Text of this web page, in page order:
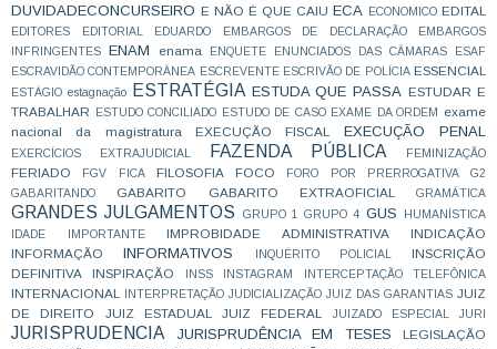
DUVIDADECONCURSEIRO E NÃO É QUE CAIU ECA ECONOMICO EDITAL
EDITORES EDITORIAL EDUARDO EMBARGOS DE DECLARAÇÃO
EMBARGOS
INFRINGENTES
ENAM enama ENQUETE ENUNCIADOS DAS CÂMARAS
ESAF
ESCRAVIDÃO CONTEMPORÂNEA ESCREVENTE ESCRIVÃO DE POLÍCIA ESSENCIAL
ESTÁGIO estagnação ESTRATÉGIA ESTUDA QUE PASSA ESTUDAR E
TRABALHAR
ESTUDO CONCILIADO ESTUDO DE CASO EXAME DA ORDEM
exame
nacional da magistratura
EXECUÇÃO FISCAL EXECUÇÃO PENAL
EXERCÍCIOS EXTRAJUDICIAL FAZENDA PÚBLICA FEMINIZAÇÃO
FERIADO FGV FICA FILOSOFIA FOCO FORO POR PRERROGATIVA
G2
GABARITANDO
GABARITO GABARITO EXTRAOFICIAL GRAMÁTICA
GRANDES JULGAMENTOS GRUPO 1 GRUPO 4 GUS
HUMANÍSTICA
IDADE
IMPORTANTE IMPROBIDADE ADMINISTRATIVA
INDICAÇÃO
INFORMAÇÃO
INFORMATIVOS INQUÉRITO POLICIAL
INSCRIÇÃO
DEFINITIVA
INSPIRAÇÃO INSS INSTAGRAM INTERCEPTAÇÃO TELEFÔNICA
INTERNACIONAL INTERPRETAÇÃO JUDICIALIZAÇÃO JUIZ DAS GARANTIAS JUIZ
DE DIREITO
JUIZ ESTADUAL JUIZ FEDERAL JUIZADO ESPECIAL JURI
JURISPRUDENCIA JURISPRUDÊNCIA EM TESES
LEGISLAÇÃO